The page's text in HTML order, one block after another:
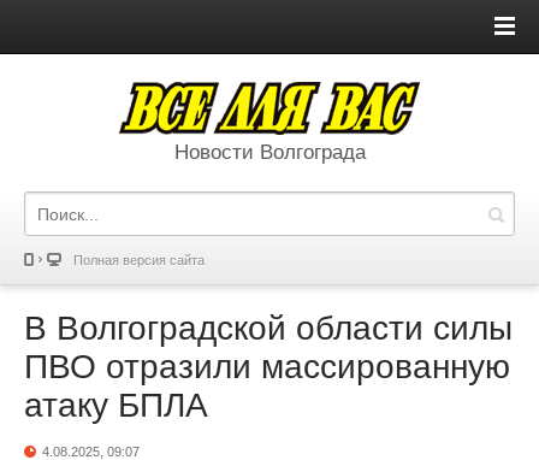
Новости Волгограда
Полная версия сайта
В Волгоградской области силы
ПВО отразили массированную
атаку БПЛА
4.08.2025, 09:07